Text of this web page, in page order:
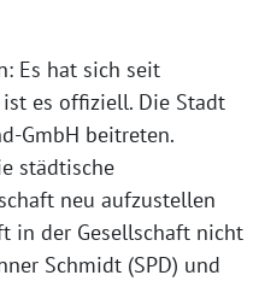
Es hat sich seit
es offiziell. Die Stadt
GmbH beitreten.
städtische
neu aufzustellen
in der Gesellschaft nicht
Schmidt (SPD) und